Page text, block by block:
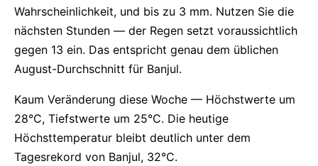
Wahrscheinlichkeit, und bis zu 3 mm. Nutzen Sie die
nächsten Stunden — der Regen setzt voraussichtlich
gegen 13 ein. Das entspricht genau dem üblichen
August-Durchschnitt für Banjul.
Kaum Veränderung diese Woche — Höchstwerte um
28°C, Tiefstwerte um 25°C. Die heutige
Höchsttemperatur bleibt deutlich unter dem
Tagesrekord von Banjul, 32°C.